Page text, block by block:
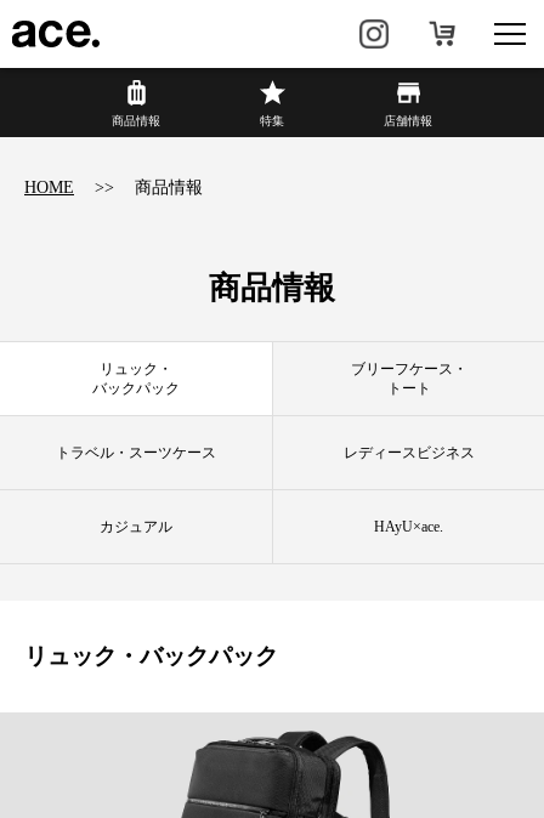
商品情報
バックパック
特集
商品情報 特集 店舗情報
HOME 商品情報
商品情報
リュック・
バックパック
ブリーフケース・
トート
トラベル・スーツケース レディースビジネス
カジュアル HAyU×ace.
リュック・バックパック